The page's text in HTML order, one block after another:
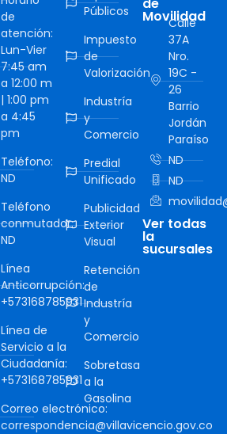
de
atención:
Lun-Vier
7:45 am
a 12:00 m
| 1:00 pm
a 4:45
pm
Teléfono:
ND
Teléfono
conmutador:
ND
Línea
Anticorrupción:
+573168785931
Línea de
Servicio a la
Ciudadanía:
+573168785931
Correo electrónico:
correspondencia@villavicencio.gov.co
Públicos
Impuesto
de
Valorización
Industría
y
Comercio
Predial
Unificado
Publicidad
Exterior
Visual
Retención
de
Industría
y
Comercio
Sobretasa
a la
Gasolina
Movilidad
Calle
37A
Nro.
19C -
26
Barrio
Jordán
Paraíso
ND
ND
Ver todas
la
sucursales